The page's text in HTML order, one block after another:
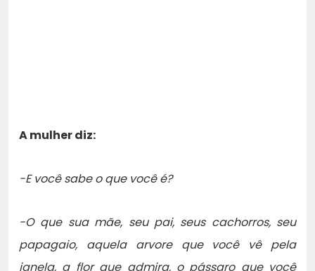
A mulher diz:
-E você sabe o que você é?
-O que sua mãe, seu pai, seus cachorros, seu
papagaio, aquela arvore que você vê pela
janela, a flor que admira, o pássaro que você